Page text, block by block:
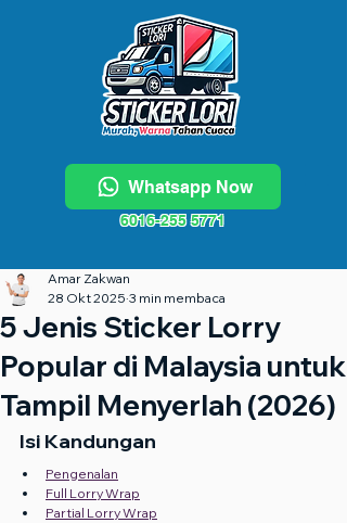
Whatsapp Now
6016-255 5771
5 Jenis Sticker Lorry
Popular di Malaysia untuk
Tampil Menyerlah (2026)
Amar Zakwan
28 Okt 2025 3 min membaca
Isi Kandungan
Pengenalan
Full Lorry Wrap
Partial Lorry Wrap